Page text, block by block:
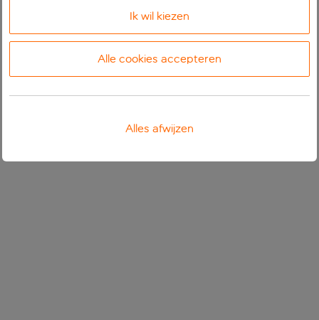
Ik wil kiezen
Alle cookies accepteren
Alles afwijzen